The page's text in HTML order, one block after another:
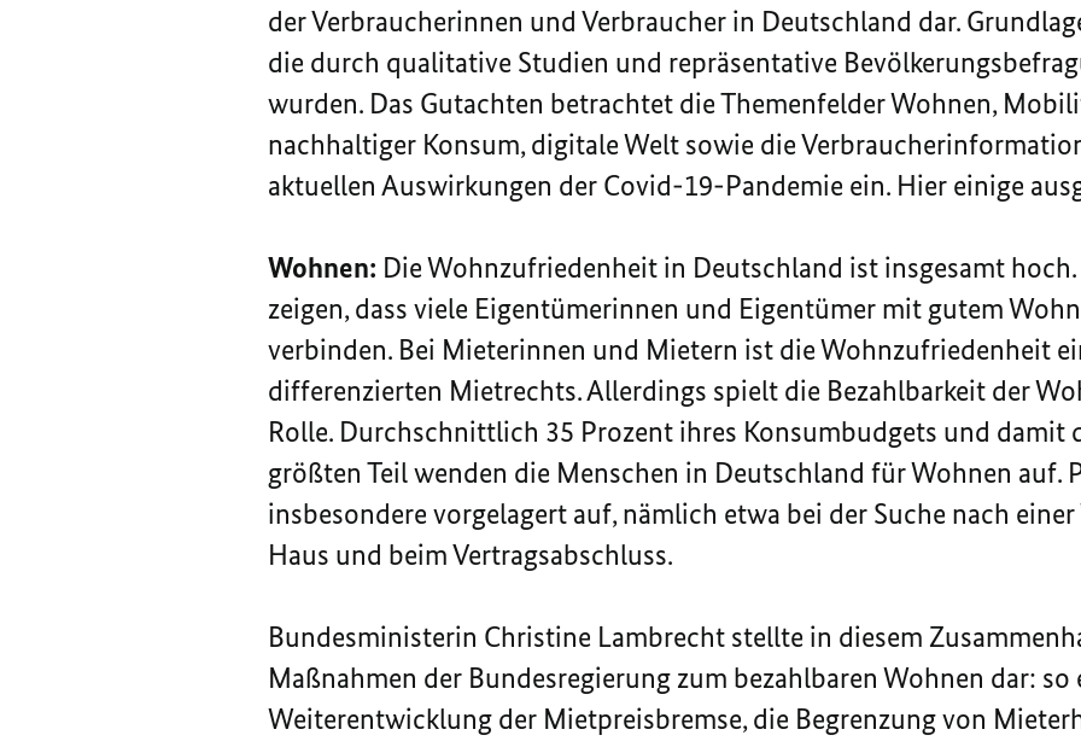
der Verbraucherinnen und Verbraucher in Deutschland dar.
die durch qualitative Studien und repräsentative
wurden. Das Gutachten betrachtet die Themenfelder Wohnen,
nachhaltiger Konsum, digitale Welt sowie die
aktuellen Auswirkungen der Covid-19-Pandemie ein. Hier einige
Wohnen: Die Wohnzufriedenheit in Deutschland ist insgesamt
zeigen, dass viele Eigentümerinnen und Eigentümer mit gutem
verbinden. Bei Mieterinnen und Mietern ist die Wohnzufriedenheit
differenzierten Mietrechts. Allerdings spielt die Bezahlbarkeit der
Rolle. Durchschnittlich 35 Prozent ihres Konsumbudgets und damit
größten Teil wenden die Menschen in Deutschland für Wohnen auf.
insbesondere vorgelagert auf, nämlich etwa bei der Suche nach
Haus und beim Vertragsabschluss.
Bundesministerin Christine Lambrecht stellte in diesem
Maßnahmen der Bundesregierung zum bezahlbaren Wohnen dar: so
Weiterentwicklung der Mietpreisbremse, die Begrenzung von